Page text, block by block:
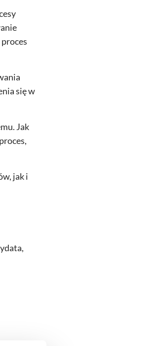
się w
Jak
jak i